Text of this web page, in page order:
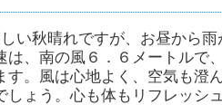
い秋晴れですが、お昼から雨
、南の風６．６メートルで
。風は心地よく、空気も澄
ょう。心も体もリフレッシ